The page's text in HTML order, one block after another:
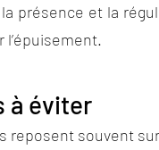
présence et la
l’épuisement.
à éviter
reposent souvent